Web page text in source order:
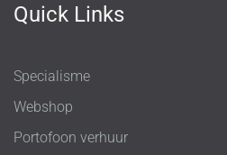
Quick Links
Specialisme
Webshop
Portofoon verhuur